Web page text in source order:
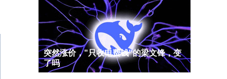
突然涨价，"只收电费钱"的梁文锋，变
了吗